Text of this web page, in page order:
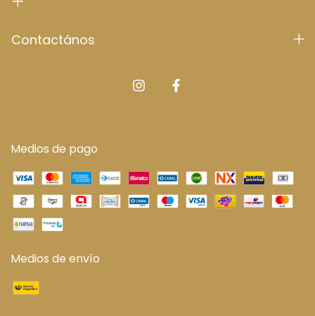
Contactános
Medios de pago
Medios de envío